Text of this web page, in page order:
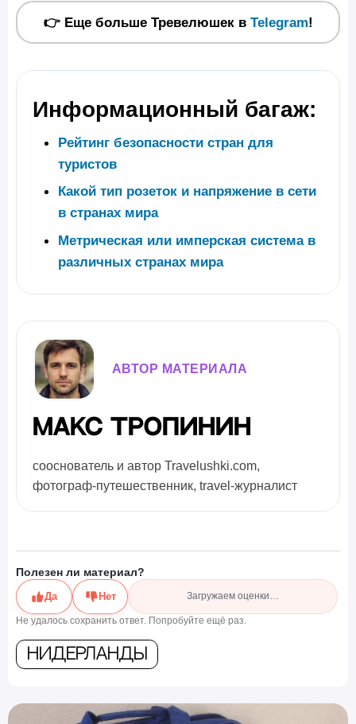
👉 Еще больше Тревелюшек в Telegram!
Информационный багаж:
Рейтинг безопасности стран для
туристов
Какой тип розеток и напряжение в сети
в странах мира
Метрическая или имперская система в
различных странах мира
АВТОР МАТЕРИАЛА
Макс Тропинин
сооснователь и автор Travelushki.com,
фотограф-путешественник, travel-журналист
Полезен ли материал?
Да Нет Загружаем оценки…
Не удалось сохранить ответ. Попробуйте ещё раз.
Нидерланды